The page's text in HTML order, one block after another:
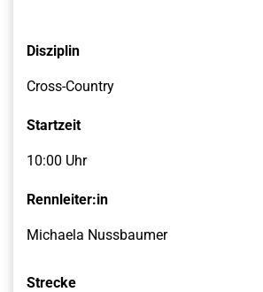
Disziplin
Cross-Country
Startzeit
10:00 Uhr
Rennleiter:in
Michaela Nussbaumer
Strecke